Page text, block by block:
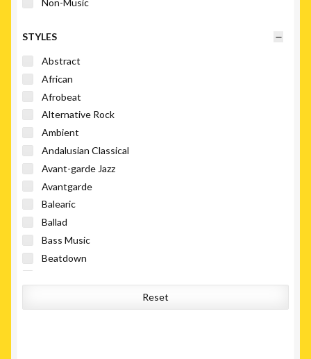
Non-Music
Reggae
Rock
Soul
Soundtrack
Stage & Screen
STYLES
Abstract
African
Afrobeat
Alternative Rock
Ambient
Andalusian Classical
Avant-garde Jazz
Avantgarde
Balearic
Ballad
Bass Music
Beatdown
Breakbeat
Reset